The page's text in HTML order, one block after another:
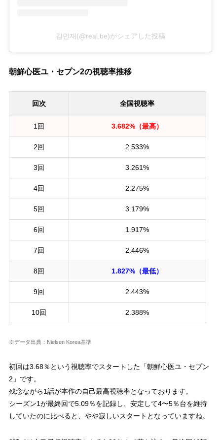
김민재(@real.be)がシェアした投稿
朝鮮心医ユ・セプン2の視聴率推移
回次 全国視聴率
1回 3.682%（最高）
2回 2.533%
3回 3.261%
4回 2.275%
5回 3.179%
6回 1.917%
7回 2.446%
8回 1.827%（最低）
9回 2.443%
10回 2.388%
※データ出典：Nielsen Korea基準
初回は3.68％という視聴率でスタートした「朝鮮心医ユ・セプン
2」です。
残念ながら1話が本作の自己最高視聴率となっております。
シーズン1が最終回で5.09％を記録し、安定して4〜5％台を維持
していたのに比べると、やや寂しいスタートとなっていますね。